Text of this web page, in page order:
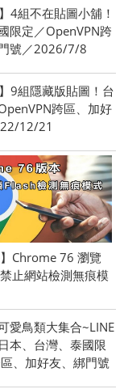
4組不在貼圖小舖！
限定／OpenVPN跨
號／2026/7/8
9組隱藏版貼圖！台
跨區、加好
12/21
】Chrome 76 瀏覽
止網站檢測無痕模
愛鳥類大集合~LINE
本、台灣、泰國限
、加好友、綁門號